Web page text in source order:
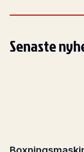
Senaste